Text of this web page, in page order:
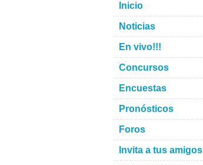
Inicio
Noticias
En vivo!!!
Concursos
Encuestas
Pronósticos
Foros
Invita a tus amigos